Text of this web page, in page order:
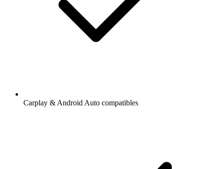
Carplay & Android Auto compatibles